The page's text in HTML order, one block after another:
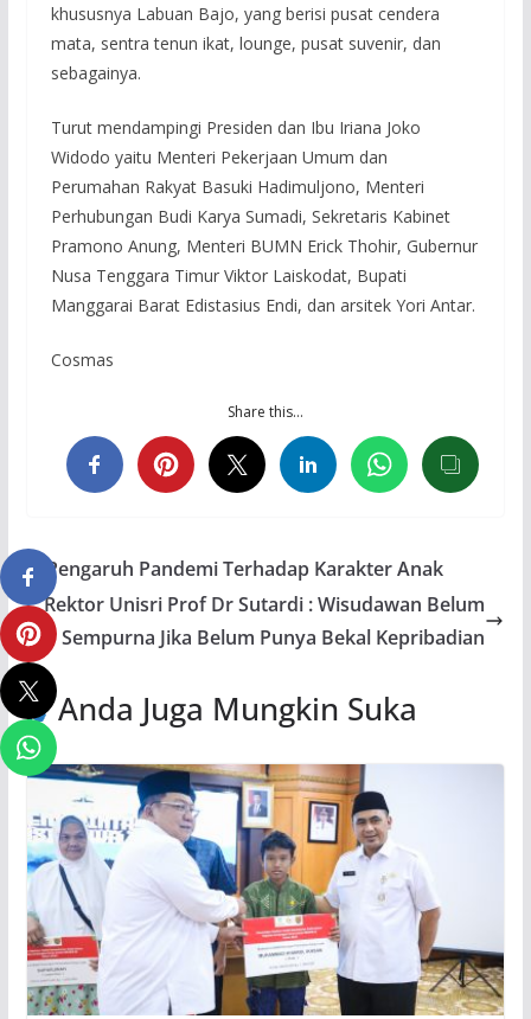
khususnya Labuan Bajo, yang berisi pusat cendera
mata, sentra tenun ikat, lounge, pusat suvenir, dan
sebagainya.
Turut mendampingi Presiden dan Ibu Iriana Joko
Widodo yaitu Menteri Pekerjaan Umum dan
Perumahan Rakyat Basuki Hadimuljono, Menteri
Perhubungan Budi Karya Sumadi, Sekretaris Kabinet
Pramono Anung, Menteri BUMN Erick Thohir, Gubernur
Nusa Tenggara Timur Viktor Laiskodat, Bupati
Manggarai Barat Edistasius Endi, dan arsitek Yori Antar.
Cosmas
Share this…
Pengaruh Pandemi Terhadap Karakter Anak
Rektor Unisri Prof Dr Sutardi : Wisudawan Belum
Sempurna Jika Belum Punya Bekal Kepribadian
Anda Juga Mungkin Suka